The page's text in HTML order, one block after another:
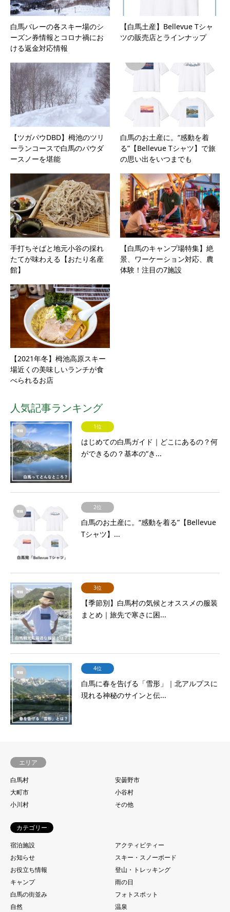
白馬バレーの各スキー場のシ
ーズン券情報とコロナ禍にお
ける返金対応情報
【白馬土産】Bellevue Tシャ
ツの販売店とラインナップ
【ツガパウDBD】栂池のツリ
ーランコースで白馬のパウダ
ースノーを堪能
白馬のお土産に。“感動を着
る”【Bellevue Tシャツ】で旅
の思い出をいつまでも
手打ちそばと地元小谷の採れ
たてが味わえる【おたり名産
館】
【白馬のキャンプ場特集】絶
景、ワーケーション対応、農
体験！注目の7施設
【2021年冬】栂池高原スキー
場近くの美味しいランチが食
べられるお店
人気記事ランキング
1位
はじめての白馬ガイド｜どこにあるの？何
ができるの？基本の“き...
2位
白馬のお土産に。“感動を着る”【Bellevue
Tシャツ】...
3位
【季節別】白馬村の気候とオススメの服装
まとめ｜旅先で寒さに困...
4位
白馬に春を告げる「雪形」｜北アルプスに
現れる神秘のサインと伝...
エリア
白馬村
安曇野市
大町市
小谷村
小川村
その他
カテゴリー
宿泊施設
アクティビティー
お知らせ
スキー・スノーボード
お役立ち情報
登山・トレッキング
キャンプ
雨の日
白馬の街並み
フォトスポット
自然
温泉